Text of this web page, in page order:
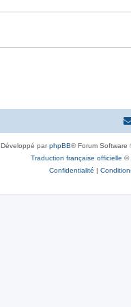
Développé parphpBB® Forum Software
Traduction française officielle ©
Confidentialité |